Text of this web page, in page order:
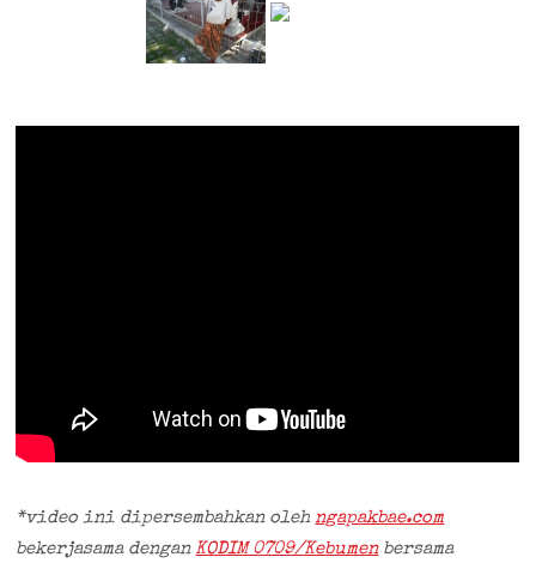
*video ini dipersembahkan olehngapakbae.com
bekerjasama dengan KODIM 0709/Kebumenbersama